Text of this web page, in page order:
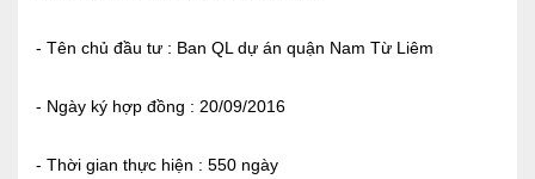
Cho thuê máy móc thiết bị
- Tên chủ đầu tư : Ban QL dự án quận Nam Từ Liêm
- Ngày ký hợp đồng : 20/09/2016
- Thời gian thực hiện : 550 ngày